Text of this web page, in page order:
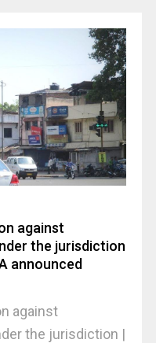
against
the jurisdiction
announced
against
the jurisdiction |